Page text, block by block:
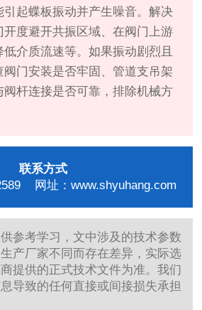
引起蝶板振动并产生噪音。解决
开度避开共振区域、在阀门上游
介质流速等。如果振动剧烈且
门安装是否牢固、管道支吊架
阀杆连接是否可靠，排除机械方
联系方式
网址：www.shyuhang.com
参考学习，文中涉及的技术参数
产厂家不同而存在差异，实际选
提供的正式技术文件为准。我们
导致的任何直接或间接损失承担